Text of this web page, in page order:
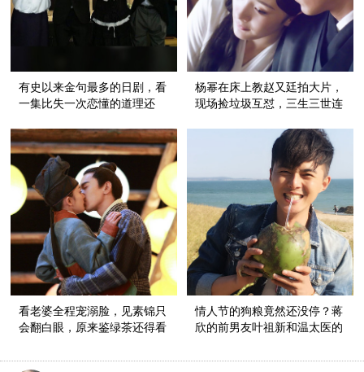
有史以来金句最多的日剧，看
一集比失一次恋懂的道理还
杨幂在床上教赵又廷拍大片，
现场捡垃圾互怼，三生三世连
看老婆全程宠溺脸，见素锦只
会翻白眼，原来鉴绿茶还得看
情人节的狗粮竟然还没停？蒋
欣的前男友叶祖新和温太医的